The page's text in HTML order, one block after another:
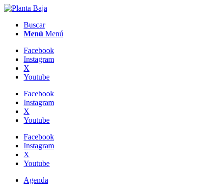
Buscar
Menú Menú
Facebook
Instagram
X
Youtube
Facebook
Instagram
X
Youtube
Facebook
Instagram
X
Youtube
Agenda